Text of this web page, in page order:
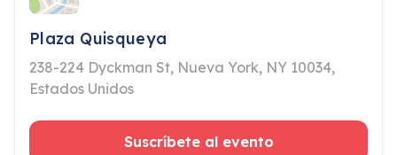
Plaza Quisqueya
238-224 Dyckman St, Nueva York, NY 10034,
Estados Unidos
Suscríbete al evento